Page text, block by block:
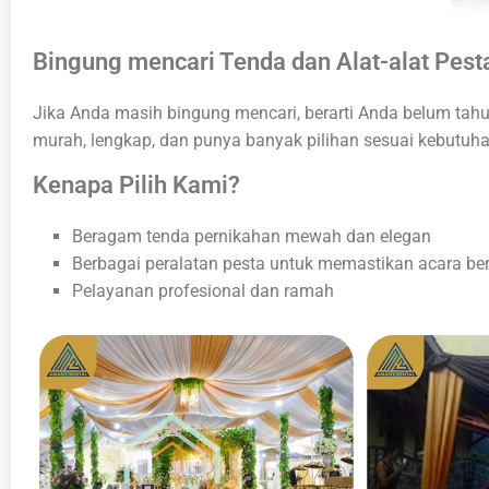
Bingung mencari Tenda dan Alat-alat
Jika Anda masih bingung mencari, berarti Anda belum
murah, lengkap, dan punya banyak pilihan sesuai
Kenapa Pilih Kami?
Beragam tenda pernikahan mewah dan elegan
Berbagai peralatan pesta untuk memastikan acara
Pelayanan profesional dan ramah